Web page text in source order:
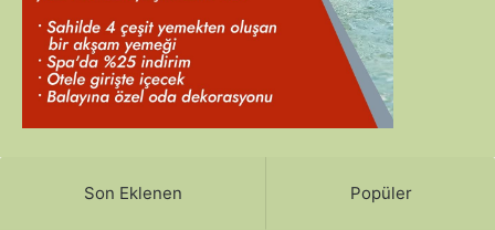
Son Eklenen Popüler